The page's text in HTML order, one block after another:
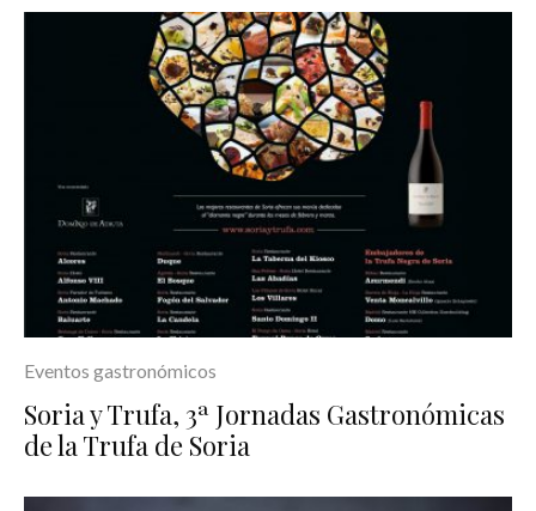
Eventos gastronómicos
Soria y Trufa, 3ª Jornadas Gastronómicas
de la Trufa de Soria